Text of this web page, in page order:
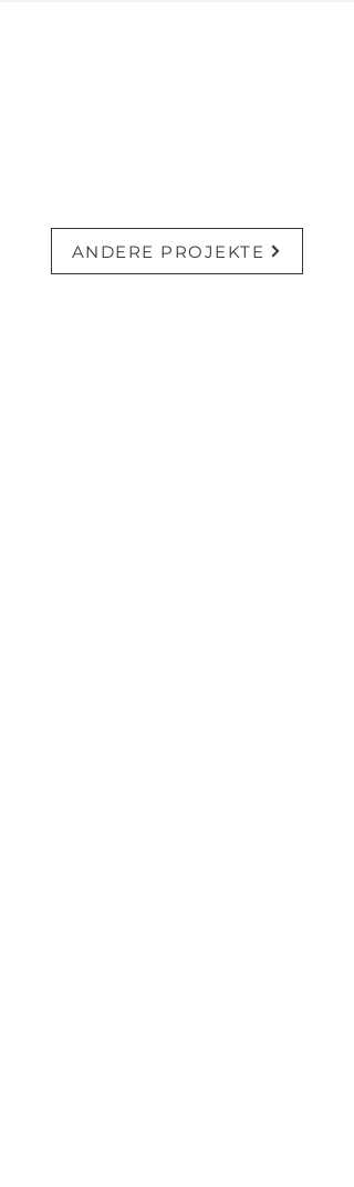
ANDERE PROJEKTE